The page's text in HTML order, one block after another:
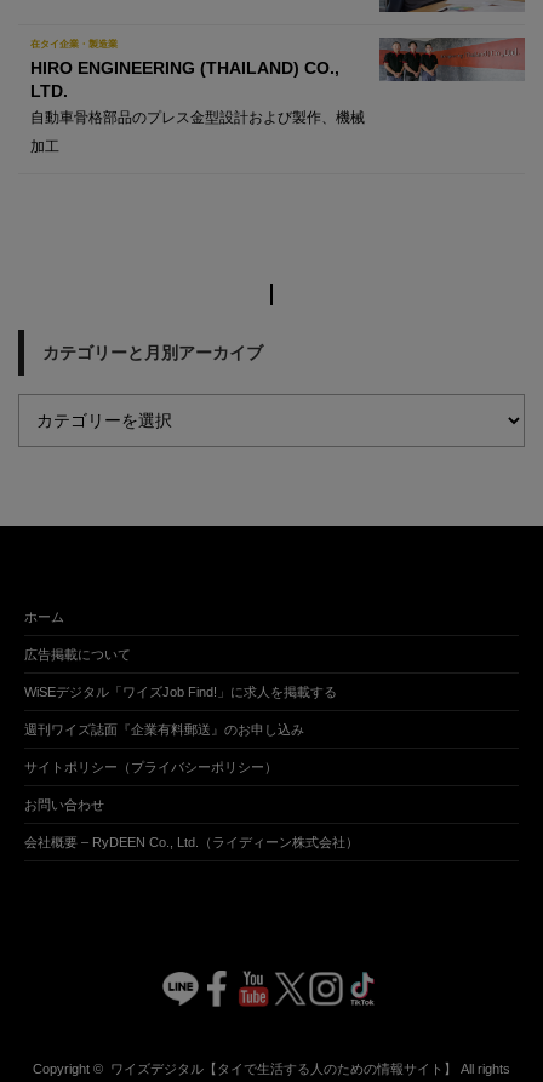
在タイ企業・製造業
HIRO ENGINEERING (THAILAND) CO.,
LTD.
自動車骨格部品のプレス金型設計および製作、機械
加工
カテゴリーと月別アーカイブ
ホーム
広告掲載について
WiSEデジタル「ワイズJob Find!」に求人を掲載する
週刊ワイズ誌面『企業有料郵送』のお申し込み
サイトポリシー（プライバシーポリシー）
お問い合わせ
会社概要 – RyDEEN Co., Ltd.（ライディーン株式会社）
Copyright © ワイズデジタル【タイで生活する人のための情報サイト】 All rights